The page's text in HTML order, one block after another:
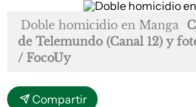
Doble homicidio en Manga
de Telemundo (Canal 12) y
/ FocoUy
Compartir